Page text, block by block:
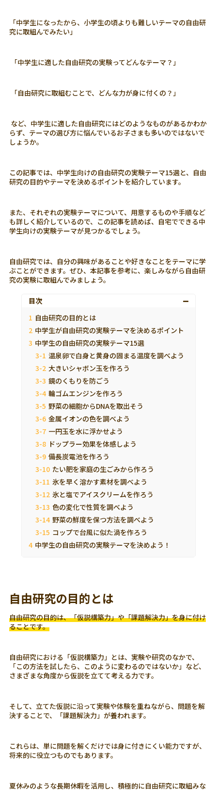
「中学生になったから、小学生の頃よりも難しいテーマの自由研
究に取組んでみたい」
「中学生に適した自由研究の実験ってどんなテーマ？」
「自由研究に取組むことで、どんな力が身に付くの？」
など、中学生に適した自由研究にはどのようなものがあるかわか
らず、テーマの選び方に悩んでいるお子さまも多いのではないで
しょうか。
この記事では、中学生向けの自由研究の実験テーマ15選と、自由
研究の目的やテーマを決めるポイントを紹介しています。
また、それぞれの実験テーマについて、用意するものや手順など
も詳しく紹介しているので、この記事を読めば、自宅でできる中
学生向けの実験テーマが見つかるでしょう。
自由研究では、自分の興味があることや好きなことをテーマに学
ぶことができます。ぜひ、本記事を参考に、楽しみながら自由研
究の実験に取組んでみましょう。
目次
自由研究の目的とは
中学生が自由研究の実験テーマを決めるポイント
中学生の自由研究の実験テーマ15選
温泉卵で白身と黄身の固まる温度を調べよう
大きいシャボン玉を作ろう
鏡のくもりを防ごう
輪ゴムエンジンを作ろう
野菜の細胞からDNAを取出そう
金属イオンの色を調べよう
一円玉を水に浮かせよう
ドップラー効果を体感しよう
備長炭電池を作ろう
たい肥を家庭の生ごみから作ろう
氷を早く溶かす素材を調べよう
氷と塩でアイスクリームを作ろう
色の変化で性質を調べよう
野菜の鮮度を保つ方法を調べよう
コップで台風に似た渦を作ろう
中学生の自由研究の実験テーマを決めよう！
自由研究の目的とは
自由研究の目的は、「仮説構築力」や「課題解決力」を身に付け
ることです。
自由研究における「仮説構築力」とは、実験や研究のなかで、
「この方法を試したら、このように変わるのではないか」など、
さまざまな角度から仮説を立てて考える力です。
そして、立てた仮説に沿って実験や体験を重ねながら、問題を解
決することで、「課題解決力」が養われます。
これらは、単に問題を解くだけでは身に付きにくい能力ですが、
将来的に役立つものでもあります。
夏休みのような長期休暇を活用し、積極的に自由研究に取組みな